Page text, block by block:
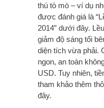
thú tò mò – ví dụ
được đánh giá là
2014” dưới đây.
giảm độ sáng tối
diện tích vừa phải.
ngon, an toàn
USD. Tuy nhiên,
tham khảo thêm
đây.